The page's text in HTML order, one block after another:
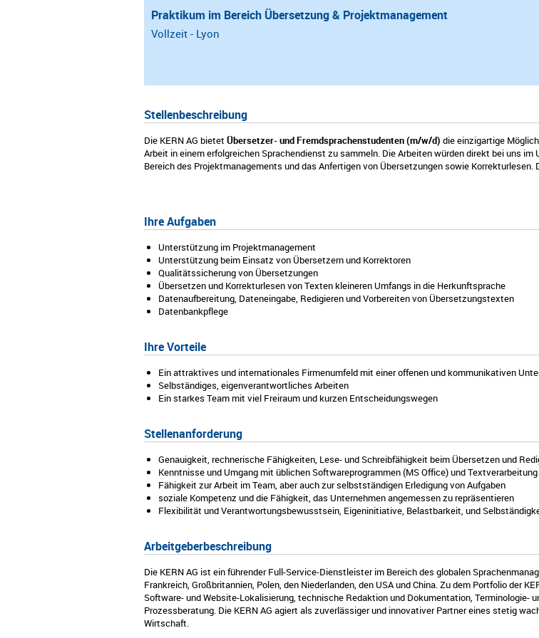
Praktikum im Bereich Übersetzung & Projektmanagement
Vollzeit - Lyon
Stellenbeschreibung
Die KERN AG bietet Übersetzer- und Fremdsprachenstudenten (m/w/d) die einzigartige
Arbeit in einem erfolgreichen Sprachendienst zu sammeln. Die Arbeiten würden direkt bei uns
Bereich des Projektmanagements und das Anfertigen von Übersetzungen sowie
Ihre Aufgaben
Unterstützung im Projektmanagement
Unterstützung beim Einsatz von Übersetzern und Korrektoren
Qualitätssicherung von Übersetzungen
Übersetzen und Korrekturlesen von Texten kleineren Umfangs in die Herkunftsprache
Datenaufbereitung, Dateneingabe, Redigieren und Vorbereiten von Übersetzungstexten
Datenbankpflege
Ihre Vorteile
Ein attraktives und internationales Firmenumfeld mit einer offenen und kommunikativen
Selbständiges, eigenverantwortliches Arbeiten
Ein starkes Team mit viel Freiraum und kurzen Entscheidungswegen
Stellenanforderung
Genauigkeit, rechnerische Fähigkeiten, Lese- und Schreibfähigkeit beim Übersetzen und
Kenntnisse und Umgang mit üblichen Softwareprogrammen (MS Office) und Textverarbeitung
Fähigkeit zur Arbeit im Team, aber auch zur selbstständigen Erledigung von Aufgaben
soziale Kompetenz und die Fähigkeit, das Unternehmen angemessen zu repräsentieren
Flexibilität und Verantwortungsbewusstsein, Eigeninitiative, Belastbarkeit, und
Arbeitgeberbeschreibung
Die KERN AG ist ein führender Full-Service-Dienstleister im Bereich des globalen
Frankreich, Großbritannien, Polen, den Niederlanden, den USA und China. Zu dem Portfolio der
Software- und Website-Lokalisierung, technische Redaktion und Dokumentation, Terminologie-
Prozessberatung. Die KERN AG agiert als zuverlässiger und innovativer Partner eines stetig
Wirtschaft.